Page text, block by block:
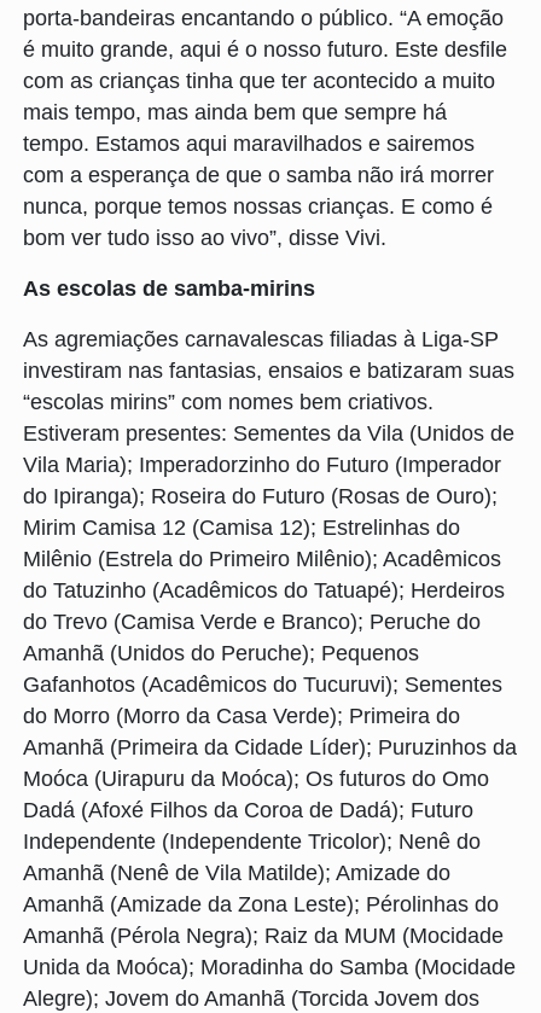
porta-bandeiras encantando o público. “A emoção
é muito grande, aqui é o nosso futuro. Este desfile
com as crianças tinha que ter acontecido a muito
mais tempo, mas ainda bem que sempre há
tempo. Estamos aqui maravilhados e sairemos
com a esperança de que o samba não irá morrer
nunca, porque temos nossas crianças. E como é
bom ver tudo isso ao vivo”, disse Vivi.
As escolas de samba-mirins
As agremiações carnavalescas filiadas à Liga-SP
investiram nas fantasias, ensaios e batizaram suas
“escolas mirins” com nomes bem criativos.
Estiveram presentes: Sementes da Vila (Unidos de
Vila Maria); Imperadorzinho do Futuro (Imperador
do Ipiranga); Roseira do Futuro (Rosas de Ouro);
Mirim Camisa 12 (Camisa 12); Estrelinhas do
Milênio (Estrela do Primeiro Milênio); Acadêmicos
do Tatuzinho (Acadêmicos do Tatuapé); Herdeiros
do Trevo (Camisa Verde e Branco); Peruche do
Amanhã (Unidos do Peruche); Pequenos
Gafanhotos (Acadêmicos do Tucuruvi); Sementes
do Morro (Morro da Casa Verde); Primeira do
Amanhã (Primeira da Cidade Líder); Puruzinhos da
Moóca (Uirapuru da Moóca); Os futuros do Omo
Dadá (Afoxé Filhos da Coroa de Dadá); Futuro
Independente (Independente Tricolor); Nenê do
Amanhã (Nenê de Vila Matilde); Amizade do
Amanhã (Amizade da Zona Leste); Pérolinhas do
Amanhã (Pérola Negra); Raiz da MUM (Mocidade
Unida da Moóca); Moradinha do Samba (Mocidade
Alegre); Jovem do Amanhã (Torcida Jovem dos